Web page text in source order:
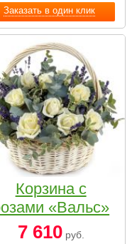
Заказать в один клик
Корзина с
«Вальс»
7 610руб.